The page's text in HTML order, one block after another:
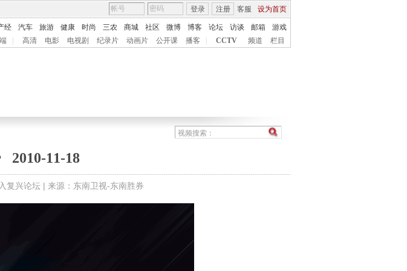
客服 设为首页
登录 注册
经 汽车 旅游 健康 时尚 三农 商城 社区 微博 博客 论坛 访谈 邮箱
游戏
高清 电影 电视剧 纪录片 动画片 公开课 播客 CCTV 频道 栏目
2010-11-18
复兴论坛| 来源：东南卫视-东南胜券